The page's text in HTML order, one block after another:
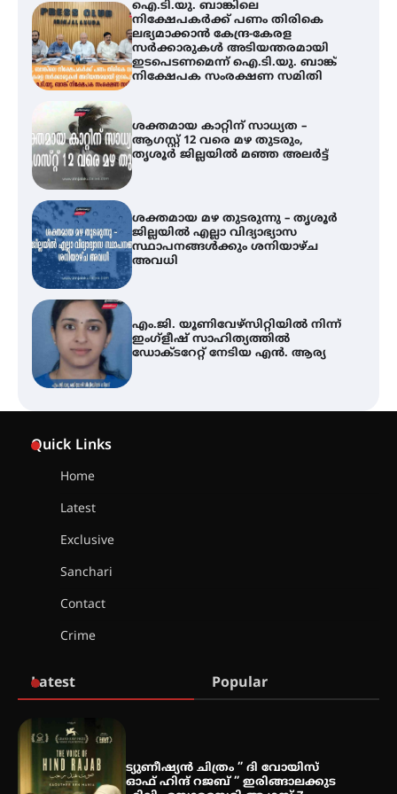
ഐ.ടി.യു. ബാങ്കിലെ
നിക്ഷേപകർക്ക് പണം തിരികെ
ലഭ്യമാക്കാൻ കേന്ദ്ര-കേരള
സർക്കാരുകൾ അടിയന്തരമായി
ഇടപെടണമെന്ന് ഐ.ടി.യു. ബാങ്ക്
നിക്ഷേപക സംരക്ഷണ സമിതി
ശക്തമായ കാറ്റിന് സാധ്യത –
ആഗസ്റ്റ് 12 വരെ മഴ തുടരും,
തൃശൂർ ജില്ലയിൽ മഞ്ഞ അലർട്ട്
ശക്തമായ മഴ തുടരുന്നു – തൃശൂർ
ജില്ലയിൽ എല്ലാ വിദ്യാഭ്യാസ
സ്ഥാപനങ്ങൾക്കും ശനിയാഴ്ച
അവധി
എം.ജി. യൂണിവേഴ്‌സിറ്റിയിൽ നിന്ന്
ഇംഗ്ളീഷ് സാഹിത്യത്തിൽ
ഡോക്ടറേറ്റ് നേടിയ എൻ. ആര്യ
നിക്ഷേപക സംരക്ഷണ സമിതി
Quick Links
Home
Latest
Exclusive
Sanchari
Contact
Crime
Latest Popular
ട്യുണീഷ്യൻ ചിത്രം ” ദി വോയിസ്
ഓഫ് ഹിന്ദ് റജബ് ” ഇരിങ്ങാലക്കുട